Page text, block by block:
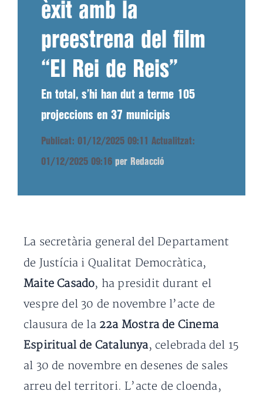
èxit amb la
preestrena del film
“El Rei de Reis”
En total, s’hi han dut a terme 105
projeccions en 37 municipis
Publicat: 01/12/2025 09:11 Actualitzat:
01/12/2025 09:16 per Redacció
La secretària general del Departament
de Justícia i Qualitat Democràtica,
Maite Casado, ha presidit durant el
vespre del 30 de novembre l’acte de
clausura de la 22a Mostra de Cinema
Espiritual de Catalunya, celebrada del 15
al 30 de novembre en desenes de sales
arreu del territori. L’acte de cloenda,